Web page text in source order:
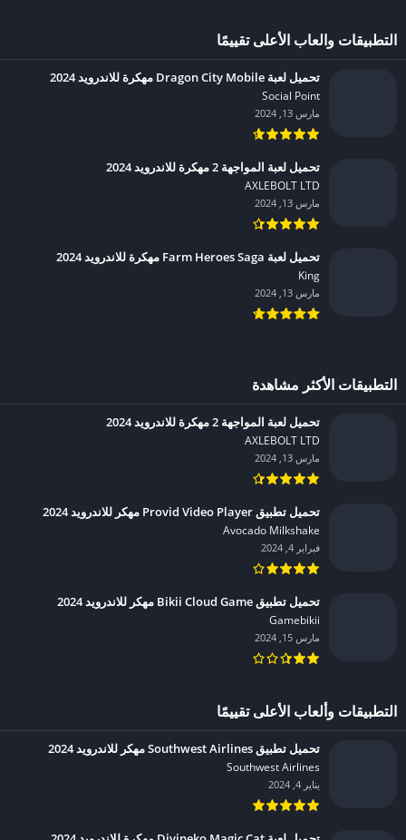
التطبيقات والعاب الأعلى تقييمًا
تحميل لعبة Dragon City Mobile مهكرة للاندرويد 2024
Social Point‏
مارس 13, 2024
تحميل لعبة المواجهة 2 مهكرة للاندرويد 2024
AXLEBOLT LTD‏
مارس 13, 2024
تحميل لعبة Farm Heroes Saga مهكرة للاندرويد 2024
King‏
مارس 13, 2024
التطبيقات الأكثر مشاهدة
تحميل لعبة المواجهة 2 مهكرة للاندرويد 2024
AXLEBOLT LTD‏
مارس 13, 2024
تحميل تطبيق Provid Video Player مهكر للاندرويد 2024
Avocado Milkshake‏
فبراير 4, 2024
تحميل تطبيق Bikii Cloud Game مهكر للاندرويد 2024
Gamebikii‏
مارس 15, 2024
التطبيقات وألعاب الأعلى تقييمًا
تحميل تطبيق Southwest Airlines مهكر للاندرويد 2024
Southwest Airlines‏
يناير 4, 2024